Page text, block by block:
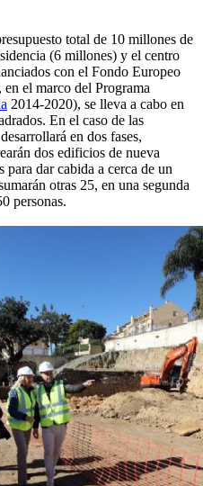
total de 10 millones de
(6 millones) y el centro
con el Fondo Europeo
el marco del Programa
2014-2020), se lleva a cabo en
En el caso de las
en dos fases,
dos edificios de nueva
para dar cabida a cerca de un
otras 25, en una segunda
personas.